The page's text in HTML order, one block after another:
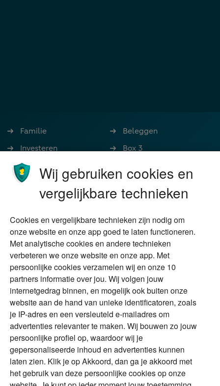
Familie
Investeren
Ondernemen
Stoppen met werken
Wonen
Beleggen
Box 3
Nalatenschap
Schenken
Duurzaam
Vermogensplanning
Tweede huis in
buitenland
DGA
Erfenis
Over Financial Focus
Specialisten
Financial Focus
magazine
The Exit Years
Contact
Alles voor en over vermogenden.
Wij gebruiken cookies en
vergelijkbare technieken
Cookies en vergelijkbare technieken zijn nodig om
onze website en onze app goed te laten functioneren.
Met analytische cookies en andere technieken
verbeteren we onze website en onze app. Met
persoonlijke cookies verzamelen wij en onze 10
partners informatie over jou. Wij volgen jouw
internetgedrag binnen, en mogelijk ook buiten onze
website aan de hand van unieke identificatoren, zoals
je IP-adres en een versleuteld e-mailadres om
advertenties relevanter te maken. Wij bouwen zo jouw
persoonlijke profiel op, waardoor wij je
gepersonaliseerde inhoud en advertenties kunnen
laten zien. Klik je op Akkoord, dan ga je akkoord met
het gebruik van deze persoonlijke cookies op onze